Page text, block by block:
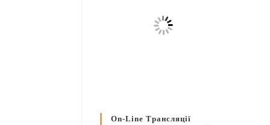
On-Line Трансляції